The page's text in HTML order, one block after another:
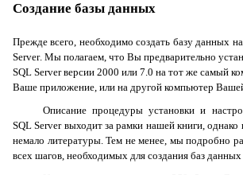
Создание базы данных
Прежде всего, необходимо создать базу данных
Server. Мы полагаем, что Вы предварительно
SQL Serverверсии 2000 или 7.0 на тот же самый
Ваше приложение, или на другой компьютер
Описание процедуры установки и
SQL Serverвыходит за рамки нашей книги, однако
немало литературы. Тем не менее, мы подробно
всех шагов, необходимых для создания баз